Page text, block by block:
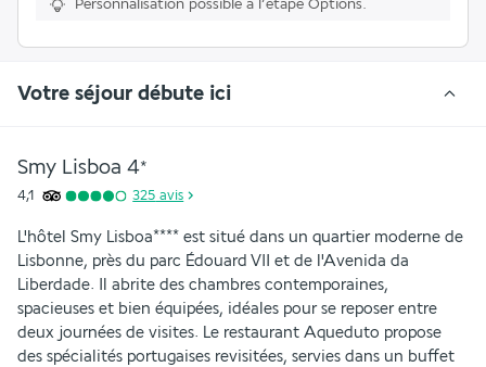
Personnalisation possible à l’étape Options.
Votre séjour débute ici
Smy Lisboa 4*
4,1 325 avis
L'hôtel Smy Lisboa**** est situé dans un quartier moderne de
Lisbonne, près du parc Édouard VII et de l'Avenida da
Liberdade. Il abrite des chambres contemporaines,
spacieuses et bien équipées, idéales pour se reposer entre
deux journées de visites. Le restaurant Aqueduto propose
des spécialités portugaises revisitées, servies dans un buffet